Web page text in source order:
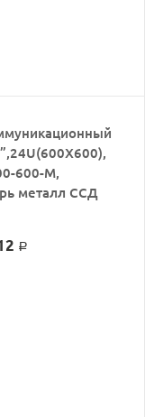
600-М,
металл ССД
Р